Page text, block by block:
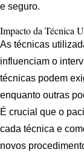
e seguro.
Impacto da Técnica
As técnicas
influenciam o
técnicas podem
enquanto outras
É crucial que o
cada técnica e
novos